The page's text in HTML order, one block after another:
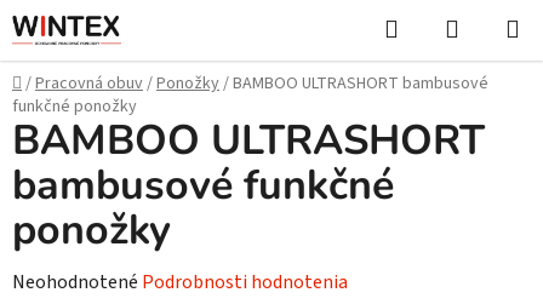
Prejsť
na
obsah
Hľadať
KOŠÍK
Domov
/Pracovná obuv/Ponožky/BAMBOO ULTRASHORT bambusové
funkčné ponožky
BAMBOO ULTRASHORT
bambusové funkčné
ponožky
Priemerné
Neohodnotené Podrobnosti hodnotenia